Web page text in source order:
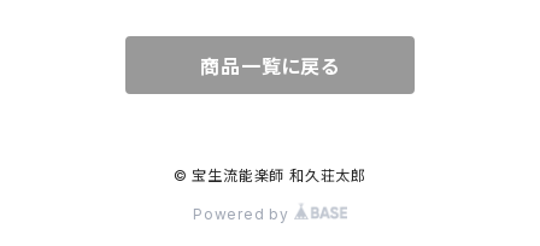
商品一覧に戻る
© 宝生流能楽師 和久荘太郎
Powered by